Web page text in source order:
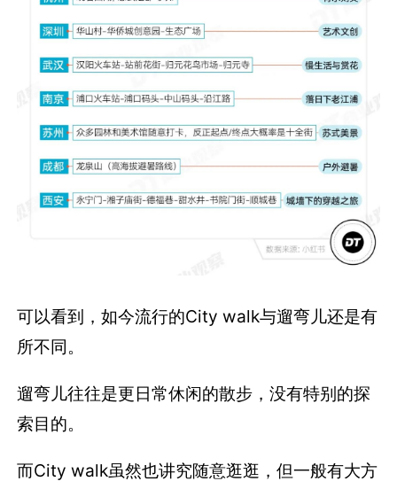
可以看到，如今流行的City walk与遛弯儿还是有
所不同。
遛弯儿往往是更日常休闲的散步，没有特别的探
索目的。
而City walk虽然也讲究随意逛逛，但一般有大方